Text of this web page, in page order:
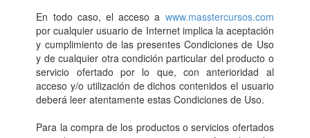
En todo caso, el acceso a www.masstercursos.com
por cualquier usuario de Internet implica la aceptación
y cumplimiento de las presentes Condiciones de Uso
y de cualquier otra condición particular del producto o
servicio ofertado por lo que, con anterioridad al
acceso y/o utilización de dichos contenidos el usuario
deberá leer atentamente estas Condiciones de Uso.
Para la compra de los productos o servicios ofertados